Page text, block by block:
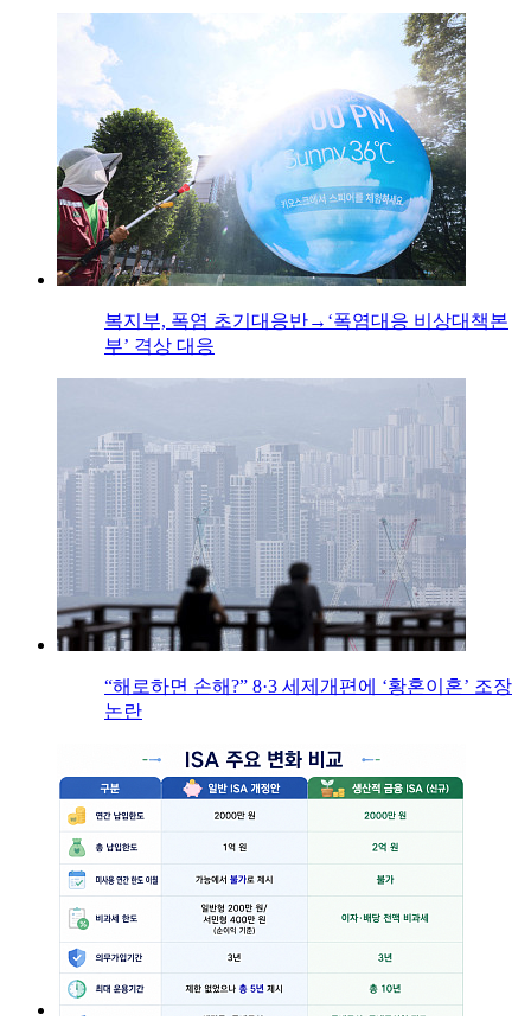
복지부, 폭염 초기대응반→‘폭염대응 비상대책본
부’ 격상 대응
“해로하면 손해?” 8·3 세제개편에 ‘황혼이혼’ 조장
논란